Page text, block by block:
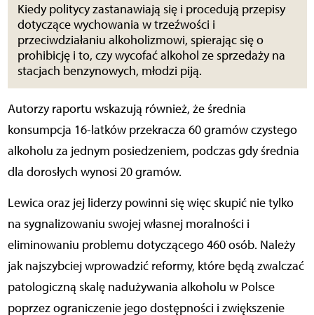
Kiedy politycy zastanawiają się i procedują przepisy
dotyczące wychowania w trzeźwości i
przeciwdziałaniu alkoholizmowi, spierając się o
prohibicję i to, czy wycofać alkohol ze sprzedaży na
stacjach benzynowych, młodzi piją.
Autorzy raportu wskazują również, że średnia
konsumpcja 16-latków przekracza 60 gramów czystego
alkoholu za jednym posiedzeniem, podczas gdy średnia
dla dorosłych wynosi 20 gramów.
Lewica oraz jej liderzy powinni się więc skupić nie tylko
na sygnalizowaniu swojej własnej moralności i
eliminowaniu problemu dotyczącego 460 osób. Należy
jak najszybciej wprowadzić reformy, które będą zwalczać
patologiczną skalę nadużywania alkoholu w Polsce
poprzez ograniczenie jego dostępności i zwiększenie